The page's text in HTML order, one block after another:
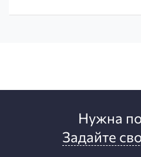
Нужна
Задайте